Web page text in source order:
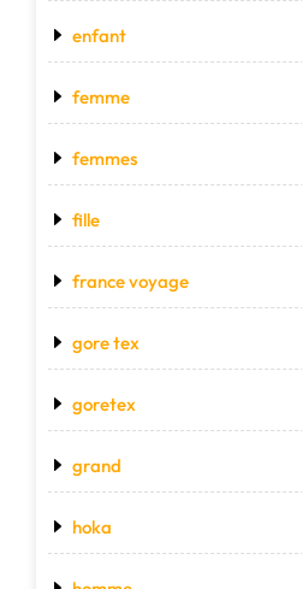
enfant
femme
femmes
fille
france voyage
gore tex
goretex
grand
hoka